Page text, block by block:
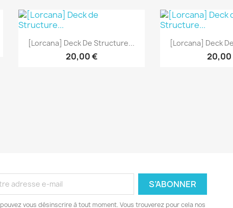
Aperçu rapide
[Lorcana] Deck De Structure...
20,00 €
Aperçu
[Lorcana] Deck
20,00
vous désinscrire à tout moment. Vous trouverez pour cela nos